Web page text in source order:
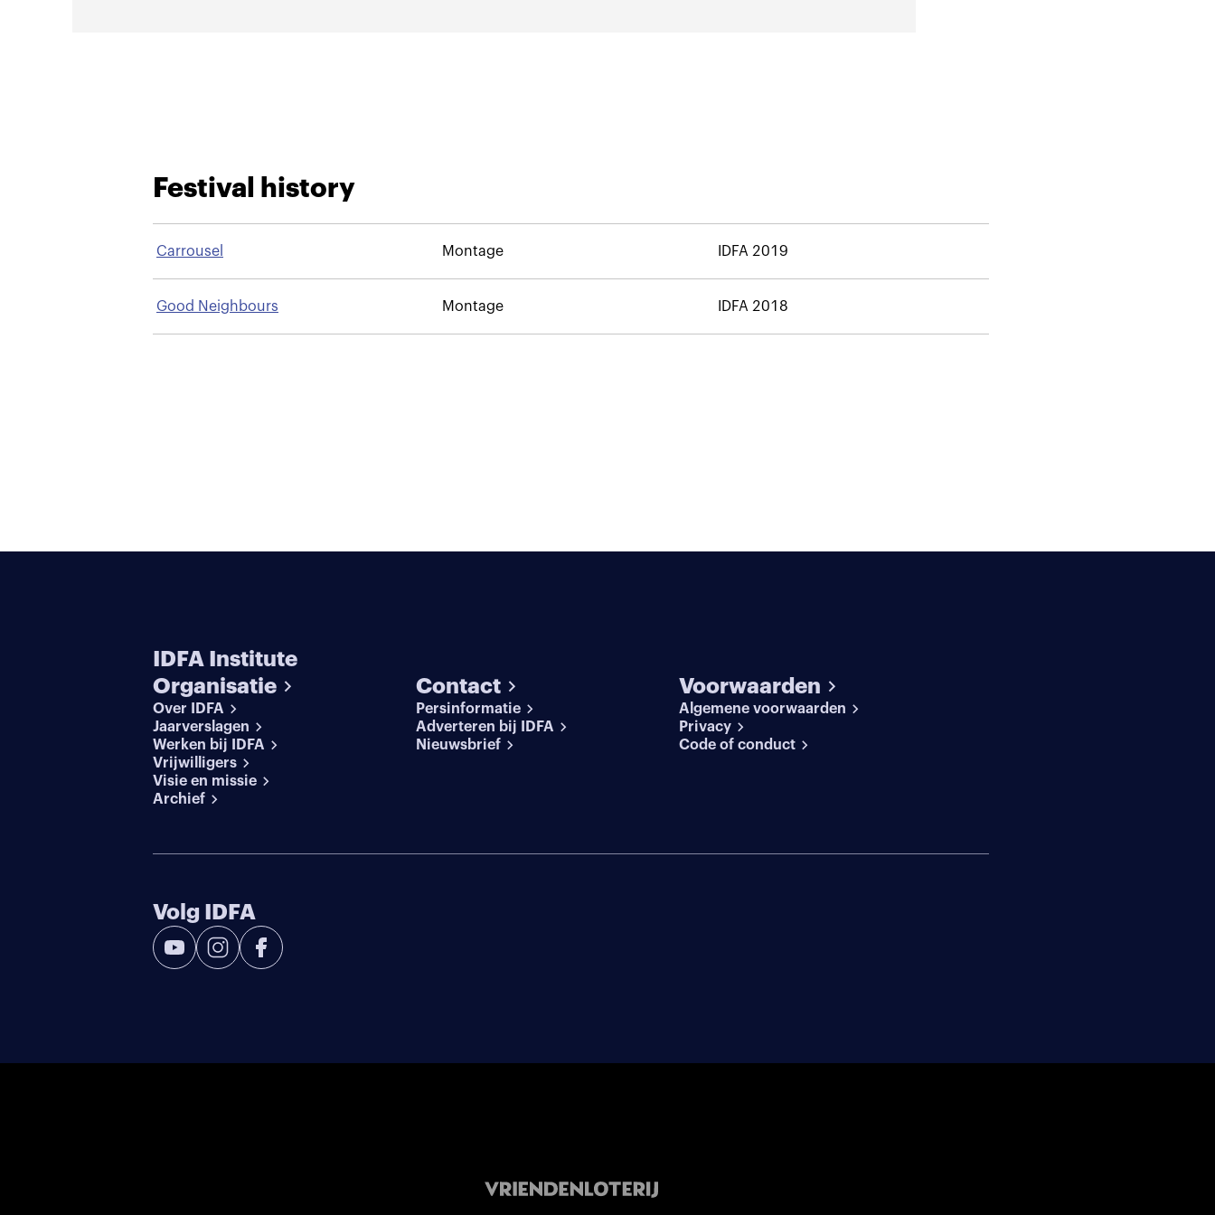
Festival history
Carrousel Montage IDFA 2019
Good Neighbours Montage IDFA 2018
IDFA Institute
Organisatie
Over IDFA
Jaarverslagen
Werken bij IDFA
Vrijwilligers
Visie en missie
Archief
Contact
Persinformatie
Adverteren bij IDFA
Nieuwsbrief
Voorwaarden
Algemene voorwaarden
Privacy
Code of conduct
Volg IDFA